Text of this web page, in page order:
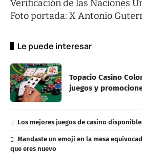
Verificación de las Naciones
Foto portada: X Antonio
Le puede interesar
Topacio Casino
juegos y
Los mejores juegos de casino
Mandaste un emoji en la mesa
que eres nuevo